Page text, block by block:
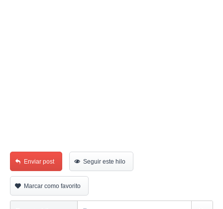
Enviar post Seguir este hilo
Marcar como favorito